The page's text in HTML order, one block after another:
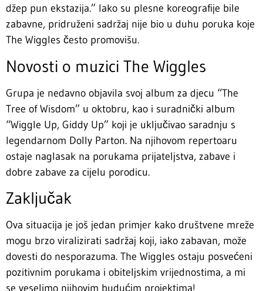
džep pun ekstazija.” Iako su plesne koreografije bile
zabavne, pridruženi sadržaj nije bio u duhu poruka koje
The Wiggles često promovišu.
Novosti o muzici The Wiggles
Grupa je nedavno objavila svoj album za djecu “The
Tree of Wisdom” u oktobru, kao i suradnički album
“Wiggle Up, Giddy Up” koji je uključivao saradnju s
legendarnom Dolly Parton. Na njihovom repertoaru
ostaje naglasak na porukama prijateljstva, zabave i
dobre zabave za cijelu porodicu.
Zaključak
Ova situacija je još jedan primjer kako društvene mreže
mogu brzo viralizirati sadržaj koji, iako zabavan, može
dovesti do nesporazuma. The Wiggles ostaju posvećeni
pozitivnim porukama i obiteljskim vrijednostima, a mi
se veselimo njihovim budućim projektima!